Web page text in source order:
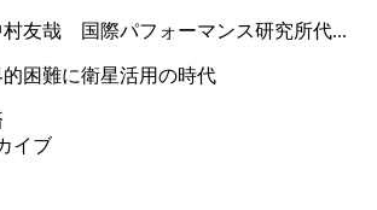
友哉 国際パフォーマンス研究所代...
的困難に衛星活用の時代
イブ